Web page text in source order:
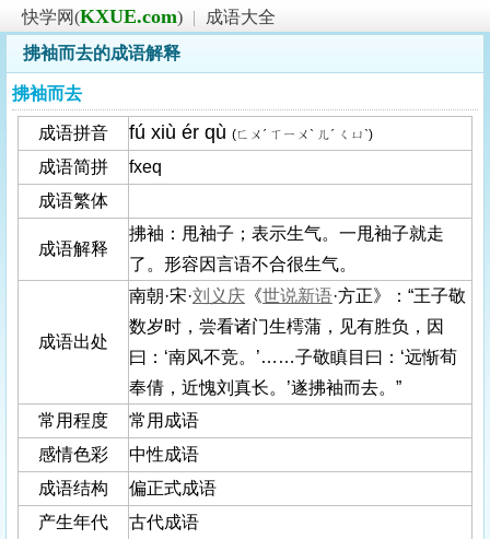
快学网(KXUE.com) |
成语大全
拂袖而去的成语解释
拂袖而去
成语拼音 fú xiù ér qù (ㄈㄨˊ ㄒㄧㄨˋ ㄦˊ ㄑㄩˋ)
成语简拼
fxeq
成语繁体
成语解释
拂袖：甩袖子；表示生气。一甩袖子就走
了。形容因言语不合很生气。
成语出处
南朝·宋·刘义庆 《世说新语·方正》：“王子敬
数岁时，尝看诸门生樗蒲，见有胜负，因
曰：‘南风不竞。’……子敬瞋目曰：‘远惭荀
奉倩，近愧刘真长。’遂拂袖而去。”
常用程度
常用成语
感情色彩
中性成语
成语结构
偏正式成语
产生年代
古代成语